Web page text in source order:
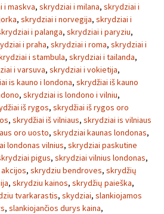
i maskva, skrydziai i milana, skrydziai i
, skrydziai i norvegija, skrydziai i
i palanga, skrydziai i paryziu,
i praha, skrydziai i roma, skrydziai i
i stambula, skrydziai i tailanda,
i varsuva, skrydziai i vokietija,
is kauno i londona, skrydžiai iš kauno
, skrydziai is londono i vilniu,
iš rygos, skrydžiai iš rygos oro
, skrydžiai iš vilniaus, skrydziai is vilniaus
oro uosto, skrydziai kaunas londonas,
londonas vilnius, skrydziai paskutine
pigus, skrydziai vilnius londonas,
, skrydziu bendroves, skrydžių
, skrydziu kainos, skrydžių paieška,
tvarkarastis, skydziai, slankiojamos
, slankiojančios durys kaina,